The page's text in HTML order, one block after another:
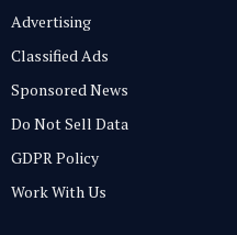
Advertising
Classified Ads
Sponsored News
Do Not Sell Data
GDPR Policy
Work With Us